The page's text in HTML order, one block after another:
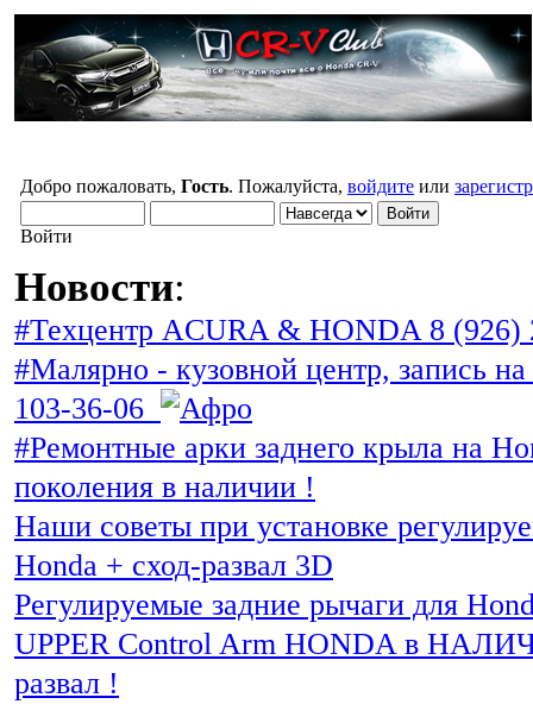
Добро пожаловать, Гость. Пожалуйста, войдите или
Войти
Новости:
#Техцентр ACURA & HONDA 8 (926)
#Малярно - кузовной центр, запись
103-36-06
#Ремонтные арки заднего крыла на
поколения в наличии !
Наши советы при установке
Honda + сход-развал 3D
Регулируемые задние рычаги для
UPPER Control Arm HONDA в
развал !